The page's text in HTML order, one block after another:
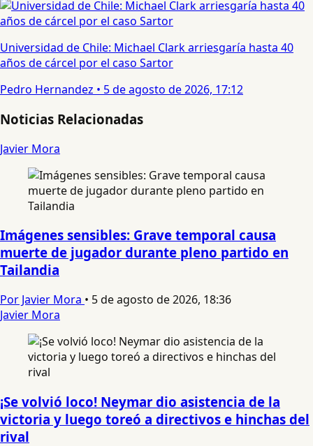
Universidad de Chile: Michael Clark arriesgaría hasta 40
años de cárcel por el caso Sartor
Pedro Hernandez • 5 de agosto de 2026, 17:12
Noticias Relacionadas
Javier Mora
Imágenes sensibles: Grave temporal causa
muerte de jugador durante pleno partido en
Tailandia
Por Javier Mora • 5 de agosto de 2026, 18:36
Javier Mora
¡Se volvió loco! Neymar dio asistencia de la
victoria y luego toreó a directivos e hinchas del
rival